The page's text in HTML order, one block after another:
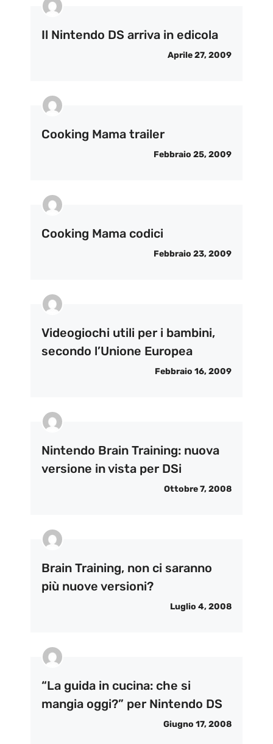
Il Nintendo DS arriva in edicola
Aprile 27, 2009
Cooking Mama trailer
Febbraio 25, 2009
Cooking Mama codici
Febbraio 23, 2009
Videogiochi utili per i bambini,
secondo l’Unione Europea
Febbraio 16, 2009
Nintendo Brain Training: nuova
versione in vista per DSi
Ottobre 7, 2008
Brain Training, non ci saranno
più nuove versioni?
Luglio 4, 2008
“La guida in cucina: che si
mangia oggi?” per Nintendo DS
Giugno 17, 2008